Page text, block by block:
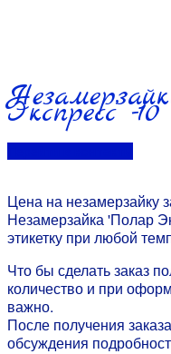
Экспресс’ -10
Цена на незамерзайку
Незамерзайка 'Полар
этикетку при любой
Что бы сделать заказ
количество и при
важно.
После получения
обсуждения